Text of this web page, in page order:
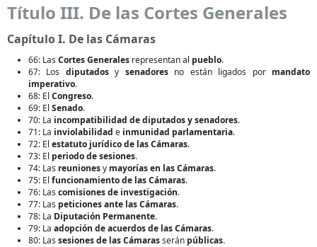
Título III. De las Cortes Generales
Capítulo I. De las Cámaras
66: Las Cortes Generales representan al pueblo.
67: Los diputadosy senadoresno están ligados por mandato
imperativo.
68: El Congreso.
69: El Senado.
70: La incompatibilidad de diputados y senadores.
71: La inviolabilidad e inmunidad parlamentaria.
72: El estatuto jurídico de las Cámaras.
73: El periodo de sesiones.
74: Las reunionesy mayorías en las Cámaras.
75: El funcionamiento de las Cámaras.
76: Las comisiones de investigación.
77: Las peticiones ante las Cámaras.
78: La Diputación Permanente.
79: La adopción de acuerdos de las Cámaras.
80: Las sesiones de las Cámarasserán públicas.